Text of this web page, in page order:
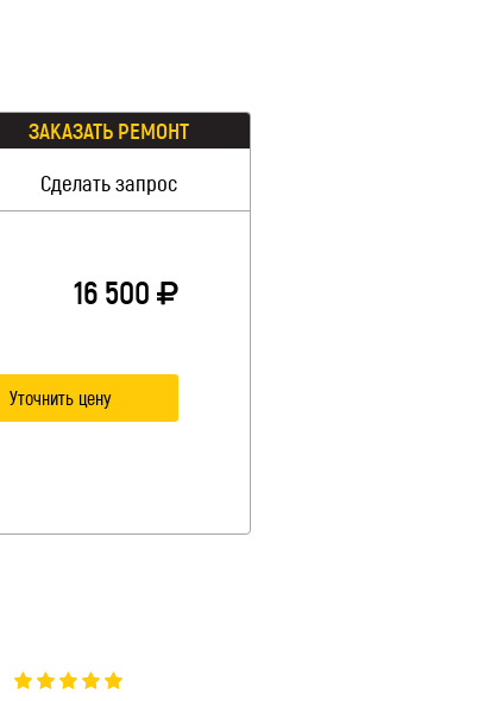
ЗАКАЗАТЬ РЕМОНТ
Сделать запрос
16 500
Уточнить цену